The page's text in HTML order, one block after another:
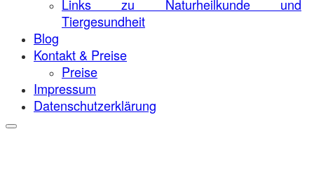
Links zu Naturheilkunde und
Tiergesundheit
Blog
Kontakt & Preise
Preise
Impressum
Datenschutzerklärung